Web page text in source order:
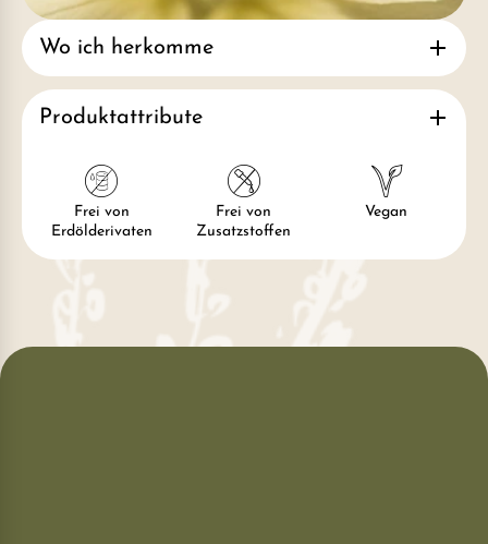
Wo ich herkomme
Produktattribute
Frei von
Erdölderivaten
Frei von
Zusatzstoffen
Vegan